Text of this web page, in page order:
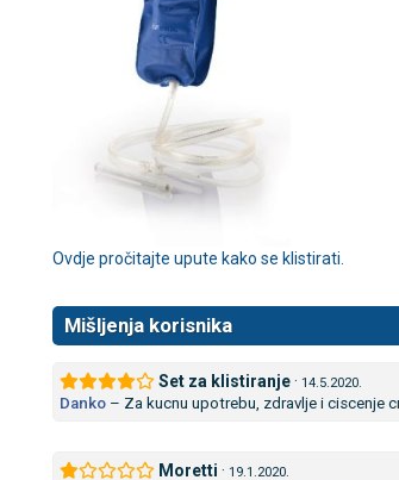
Ovdje pročitajte upute kako se klistirati.
Mišljenja korisnika
Set za klistiranje· 14.5.2020.
Danko – Za kucnu upotrebu, zdravlje i ciscenje
Moretti · 19.1.2020.
VITAMMY Pilla Line 7 × 1 –
tjedna kutija za tablete
1 Narudžba